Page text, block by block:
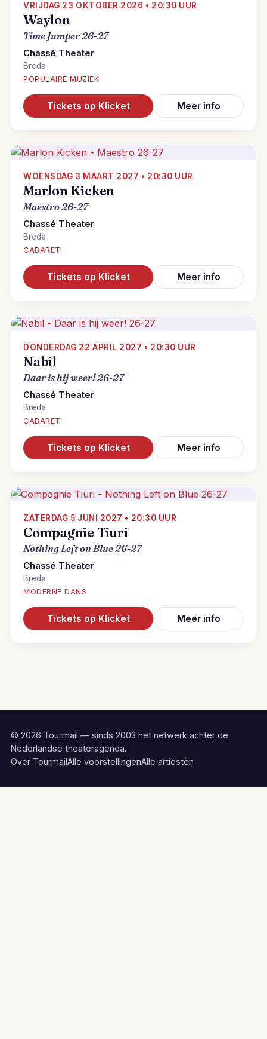
VRIJDAG 23 OKTOBER 2026 • 20:30 UUR
Waylon
Time Jumper 26-27
Chassé Theater
Breda
POPULAIRE MUZIEK
Tickets op Klicket Meer info
WOENSDAG 3 MAART 2027 • 20:30 UUR
Marlon Kicken
Maestro 26-27
Chassé Theater
Breda
CABARET
Tickets op Klicket Meer info
DONDERDAG 22 APRIL 2027 • 20:30 UUR
Nabil
Daar is hij weer! 26-27
Chassé Theater
Breda
CABARET
Tickets op Klicket Meer info
ZATERDAG 5 JUNI 2027 • 20:30 UUR
Compagnie Tiuri
Nothing Left on Blue 26-27
Chassé Theater
Breda
MODERNE DANS
Tickets op Klicket Meer info
© 2026 Tourmail — sinds 2003 het netwerk achter de
Nederlandse theateragenda.
Over TourmailAlle voorstellingenAlle artiesten